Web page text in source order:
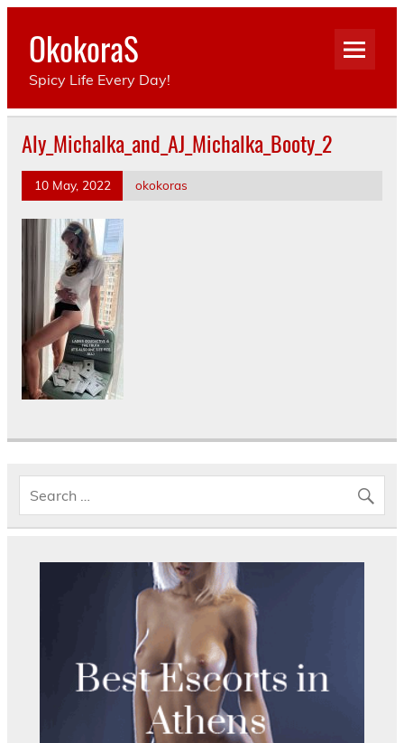
Skip
contentOkokoraS
Spicy Life Every Day!
Aly_Michalka_and_AJ_Michalka_Booty_2
10 May, 2022 okokoras